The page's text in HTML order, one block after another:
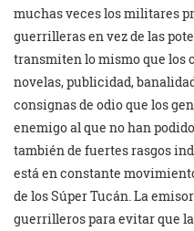
muchas veces los militares
guerrilleras en vez de las
transmiten lo mismo que los
novelas, publicidad,
consignas de odio que los
enemigo al que no han
también de fuertes rasgos
está en constante
de los Súper Tucán. La
guerrilleros para evitar que